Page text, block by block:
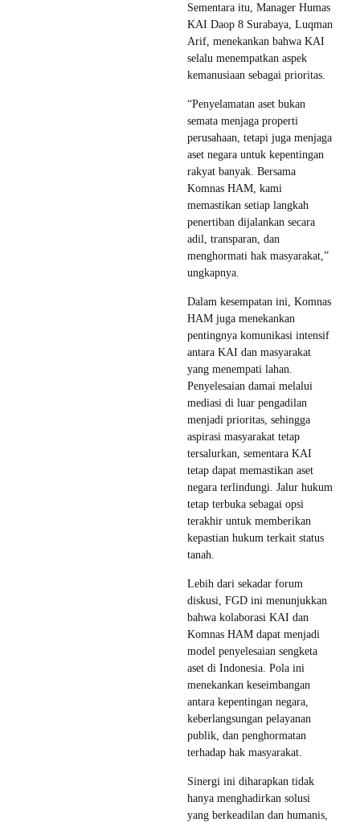
Sementara itu, Manager Humas
KAI Daop 8 Surabaya, Luqman
Arif, menekankan bahwa KAI
selalu menempatkan aspek
kemanusiaan sebagai prioritas.
“Penyelamatan aset bukan
semata menjaga properti
perusahaan, tetapi juga menjaga
aset negara untuk kepentingan
rakyat banyak. Bersama
Komnas HAM, kami
memastikan setiap langkah
penertiban dijalankan secara
adil, transparan, dan
menghormati hak masyarakat,”
ungkapnya.
Dalam kesempatan ini, Komnas
HAM juga menekankan
pentingnya komunikasi intensif
antara KAI dan masyarakat
yang menempati lahan.
Penyelesaian damai melalui
mediasi di luar pengadilan
menjadi prioritas, sehingga
aspirasi masyarakat tetap
tersalurkan, sementara KAI
tetap dapat memastikan aset
negara terlindungi. Jalur hukum
tetap terbuka sebagai opsi
terakhir untuk memberikan
kepastian hukum terkait status
tanah.
Lebih dari sekadar forum
diskusi, FGD ini menunjukkan
bahwa kolaborasi KAI dan
Komnas HAM dapat menjadi
model penyelesaian sengketa
aset di Indonesia. Pola ini
menekankan keseimbangan
antara kepentingan negara,
keberlangsungan pelayanan
publik, dan penghormatan
terhadap hak masyarakat.
Sinergi ini diharapkan tidak
hanya menghadirkan solusi
yang berkeadilan dan humanis,